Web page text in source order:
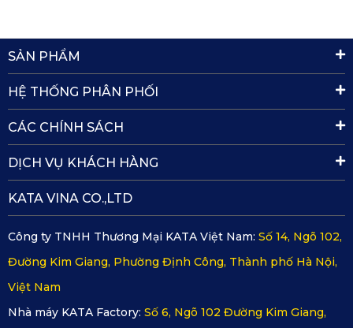
Thảm lót sàn ô tô Jaguar F-Pace bền lâu tới 20 năm
Nếu như những loại thảm kém chất lượng khác khi sử dụng
SẢN PHẨM
HỆ THỐNG PHÂN PHỐI
CÁC CHÍNH SÁCH
DỊCH VỤ KHÁCH HÀNG
KATA VINA CO.,LTD
Công ty TNHH Thương Mại KATA Việt Nam: Số 14, Ngõ 102,
Đường Kim Giang, Phường Định Công, Thành phố Hà Nội,
Việt Nam
Nhà máy KATA Factory: Số 6, Ngõ 102 Đường Kim Giang,